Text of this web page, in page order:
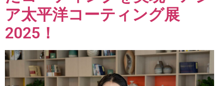
ア太平洋コーティング展
2025！